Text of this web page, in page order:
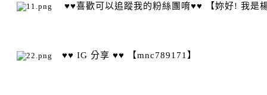
♥♥喜歡可以追蹤我的粉絲團唷♥♥ 【妳好! 我是
♥♥ IG 分享 ♥♥ 【mnc789171】